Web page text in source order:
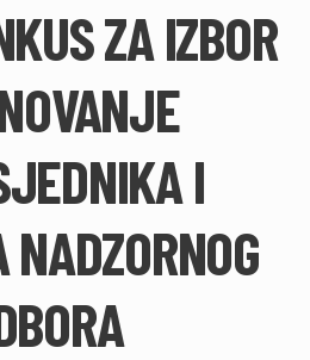
ZA IZBOR
I